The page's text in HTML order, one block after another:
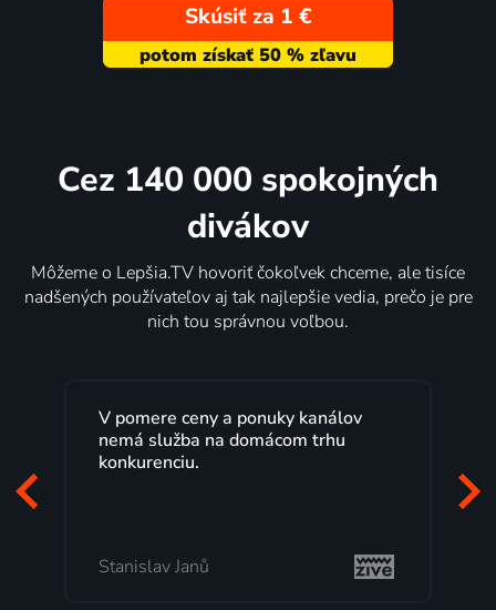
Skúsiť za 1 €
Cez 140 000 spokojných
divákov
Môžeme o Lepšia.TV hovoriť čokoľvek chceme, ale tisíce
nadšených používateľov aj tak najlepšie vedia, prečo je pre
nich tou správnou voľbou.
V pomere ceny a ponuky kanálov
nemá služba na domácom trhu
konkurenciu.
Stanislav Janů